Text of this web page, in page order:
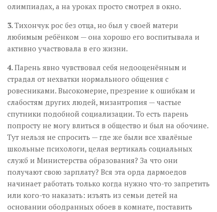
олимпиадах, а на уроках просто смотрел в окно.
3.Тихончук рос без отца, но был у своей матери
любимым ребёнком — она хорошо его воспитывала и
активно участвовала в его жизни.
4.Парень явно чувствовал себя недооценённым и
страдал от нехватки нормального общения с
ровесниками. Высокомерие, презрение к ошибкам и
слабостям других людей, мизантропия — частые
спутники подобной социализации. То есть парень
попросту не могу влиться в общество и был на обочине.
Тут нельзя не спросить — где же были все хвалёные
школьные психологи, целая вертикаль социальных
служб и Министерства образования? За что они
получают свою зарплату? Вся эта орда дармоедов
начинает работать только когда нужно что-то запретить
или кого-то наказать: изъять из семьи детей на
основании ободранных обоев в комнате, поставить